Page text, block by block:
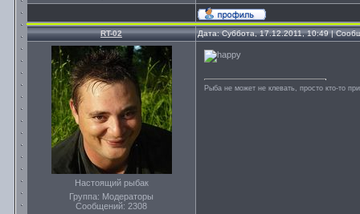
RT-02 Дата: Суббота, 17.12.2011, 10:49 |
Настоящий рыбак
Группа: Модераторы
Сообщений: 2308
Рыба не может не клевать, просто кто-то